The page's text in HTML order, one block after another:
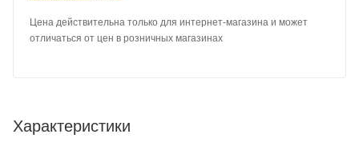
Цена действительна только для интернет-магазина и может
отличаться от цен в розничных магазинах
Характеристики